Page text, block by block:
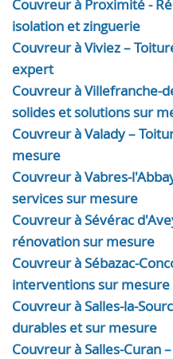
Couvreur à Proximité -
isolation et zinguerie
Couvreur à Viviez –
expert
Couvreur à Villefranche-
solides et solutions sur
Couvreur à Valady –
mesure
Couvreur à Vabres-
services sur mesure
Couvreur à Sévérac
rénovation sur mesure
Couvreur à Sébazac-
interventions sur mesure
Couvreur à Salles-la-
durables et sur mesure
Couvreur à Salles-Curan